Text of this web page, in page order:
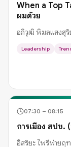
When a Top
ผมด้วย
อภิวุฒิ พิมลแสงสุริ
Leadership
07:30 – 08:15
การเมือง สปช.
อิสริยะ ไพรีพ่ายฤ